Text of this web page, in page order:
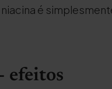
niacina é
efeitos